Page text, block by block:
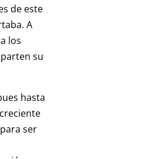
de este
A
los
su
hasta
ser